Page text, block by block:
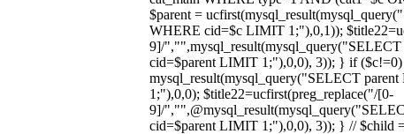
$parent =
WHERE cid=$c LIMIT 1;"),0,1));
9]/
cid=$parent LIMIT 1;"),0,0), 3)); } if
mysql_result(mysql_query("SELECT
1;"),0,0); $title22=ucfirst(preg_replace("/[0-
9]/
cid=$parent LIMIT 1;"),0,0), 3)); } // $child